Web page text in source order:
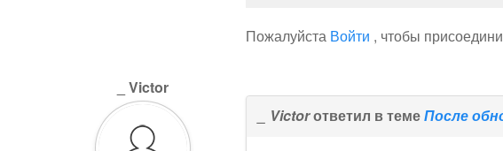
Пожалуйста Войти , чтобы
_ Victor
_ Victorответил в темеПосле